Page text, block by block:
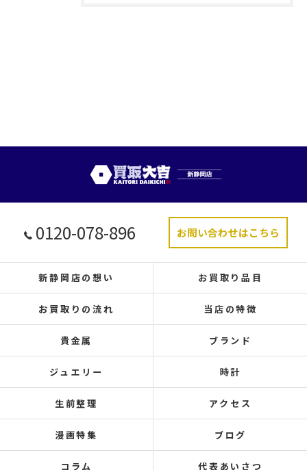
0120-078-896 お問い合わせはこちら
新静岡店の想い お買取り品目
お買取りの流れ 当店の特徴
貴金属 ブランド
ジュエリー 時計
生前整理 アクセス
漫画特集 ブログ
コラム 代表あいさつ